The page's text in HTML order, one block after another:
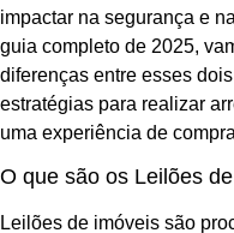
impactar na segurança e
guia completo de 2025,
diferenças entre esses
estratégias para realizar
uma experiência de
O que são os Leilões
Leilões de imóveis são